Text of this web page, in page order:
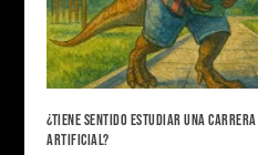
¿TIENE SENTIDO ESTUDIAR UNA
ARTIFICIAL?